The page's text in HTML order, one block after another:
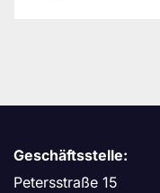
Geschäftsstelle:
Petersstraße 15